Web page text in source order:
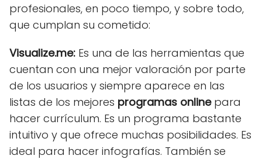
profesionales, en poco tiempo, y sobre todo,
que cumplan su cometido:
Visualize.me: Es una de las herramientas que
cuentan con una mejor valoración por parte
de los usuarios y siempre aparece en las
listas de los mejores programas onlinepara
hacer currículum. Es un programa bastante
intuitivo y que ofrece muchas posibilidades. Es
ideal para hacer infografías. También se